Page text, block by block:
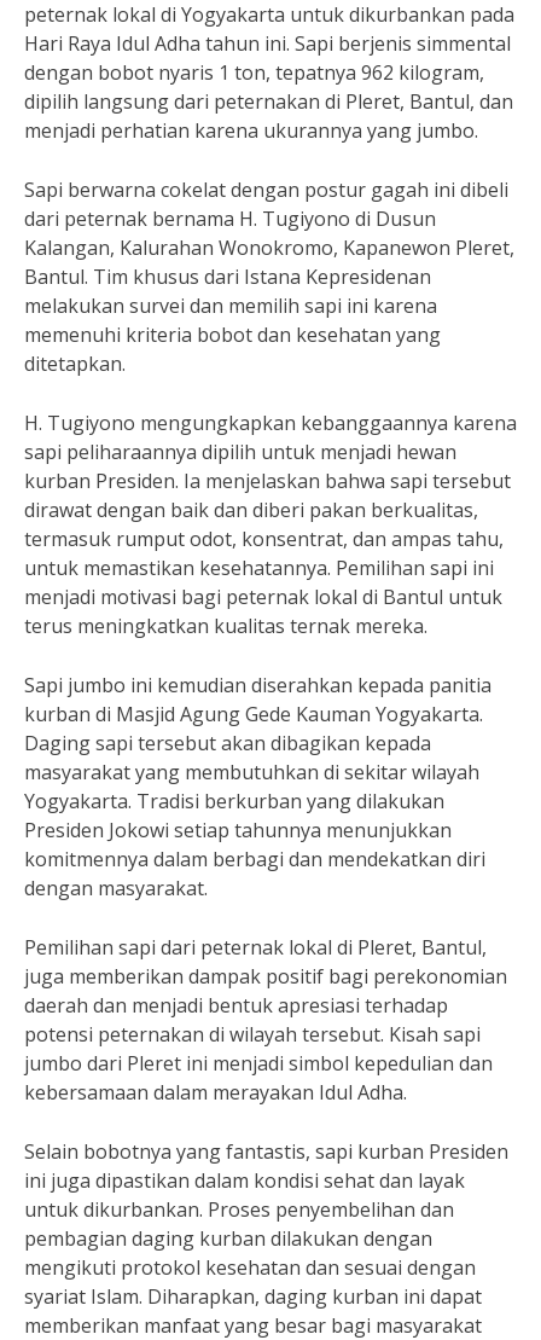
peternak lokal di Yogyakarta untuk dikurbankan pada
Hari Raya Idul Adha tahun ini. Sapi berjenis simmental
dengan bobot nyaris 1 ton, tepatnya 962 kilogram,
dipilih langsung dari peternakan di Pleret, Bantul, dan
menjadi perhatian karena ukurannya yang jumbo.
Sapi berwarna cokelat dengan postur gagah ini dibeli
dari peternak bernama H. Tugiyono di Dusun
Kalangan, Kalurahan Wonokromo, Kapanewon Pleret,
Bantul. Tim khusus dari Istana Kepresidenan
melakukan survei dan memilih sapi ini karena
memenuhi kriteria bobot dan kesehatan yang
ditetapkan.
H. Tugiyono mengungkapkan kebanggaannya karena
sapi peliharaannya dipilih untuk menjadi hewan
kurban Presiden. Ia menjelaskan bahwa sapi tersebut
dirawat dengan baik dan diberi pakan berkualitas,
termasuk rumput odot, konsentrat, dan ampas tahu,
untuk memastikan kesehatannya. Pemilihan sapi ini
menjadi motivasi bagi peternak lokal di Bantul untuk
terus meningkatkan kualitas ternak mereka.
Sapi jumbo ini kemudian diserahkan kepada panitia
kurban di Masjid Agung Gede Kauman Yogyakarta.
Daging sapi tersebut akan dibagikan kepada
masyarakat yang membutuhkan di sekitar wilayah
Yogyakarta. Tradisi berkurban yang dilakukan
Presiden Jokowi setiap tahunnya menunjukkan
komitmennya dalam berbagi dan mendekatkan diri
dengan masyarakat.
Pemilihan sapi dari peternak lokal di Pleret, Bantul,
juga memberikan dampak positif bagi perekonomian
daerah dan menjadi bentuk apresiasi terhadap
potensi peternakan di wilayah tersebut. Kisah sapi
jumbo dari Pleret ini menjadi simbol kepedulian dan
kebersamaan dalam merayakan Idul Adha.
Selain bobotnya yang fantastis, sapi kurban Presiden
ini juga dipastikan dalam kondisi sehat dan layak
untuk dikurbankan. Proses penyembelihan dan
pembagian daging kurban dilakukan dengan
mengikuti protokol kesehatan dan sesuai dengan
syariat Islam. Diharapkan, daging kurban ini dapat
memberikan manfaat yang besar bagi masyarakat